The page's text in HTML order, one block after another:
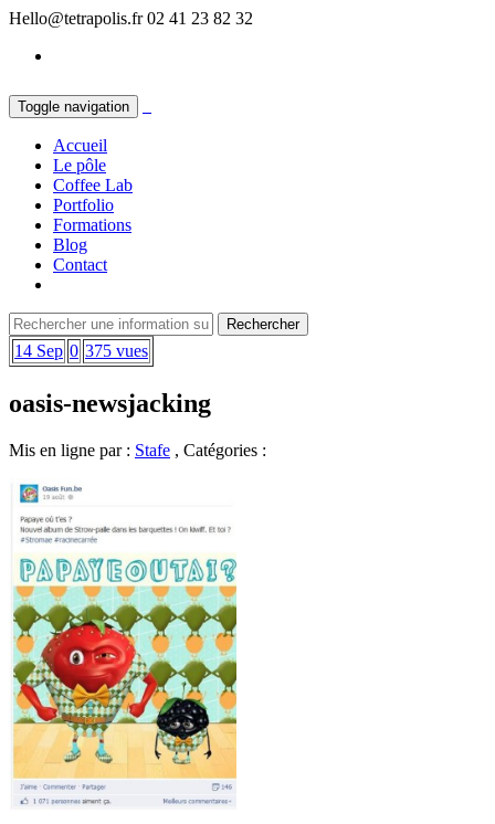
Hello@tetrapolis.fr 02 41 23 82 32
Toggle navigation
Accueil
Le pôle
Coffee Lab
Portfolio
Formations
Blog
Contact
14 Sep 0 375 vues
oasis-newsjacking
Mis en ligne par : Stafe , Catégories :